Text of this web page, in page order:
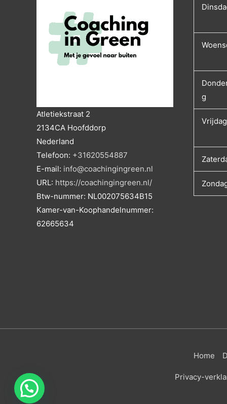
Atletiekstraat 2
2134CA Hoofddorp
Nederland
Telefoon: +31620554887
E-mail: info@coachingingreen.nl
URL: https://coachingingreen.nl/
Btw-nummer: NL002075634B15
Kamer-van-Koophandelnummer:
62665634
g
Vrijdag
Home
Privacy-